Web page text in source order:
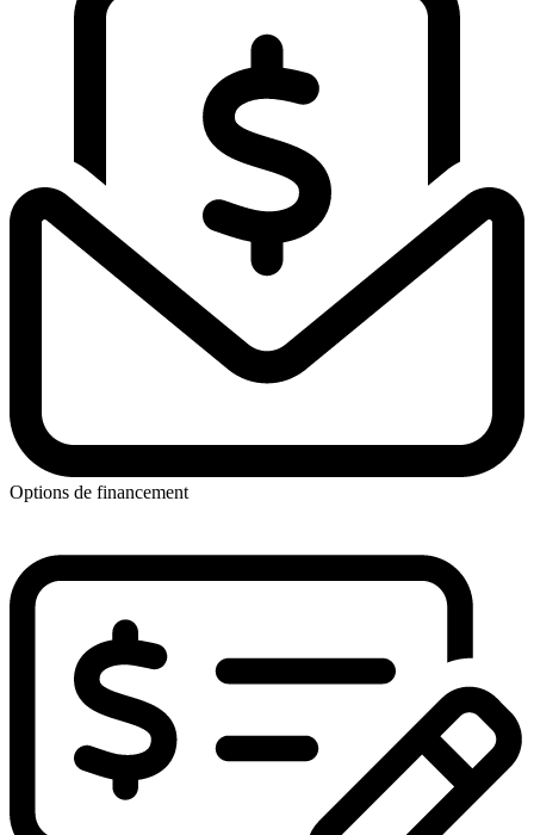
Options de financement